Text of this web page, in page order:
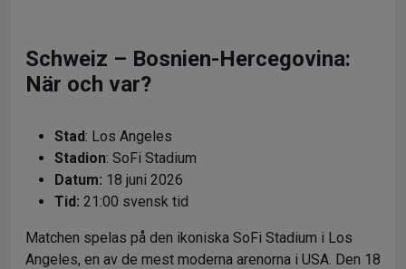
Schweiz – Bosnien-Hercegovina:
När och var?
Stad: Los Angeles
Stadion: SoFi Stadium
Datum: 18 juni 2026
Tid: 21:00 svensk tid
Matchen spelas på den ikoniska SoFi Stadium i Los
Angeles, en av de mest moderna arenorna i USA. Den 18